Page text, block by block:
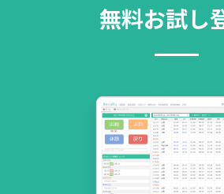
無料お試し